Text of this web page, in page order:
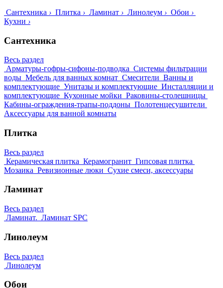
Сантехника › Плитка › Ламинат › Линолеум › Обои ›
Кухни ›
Сантехника
Весь раздел
Арматуры-гофры-сифоны-подводка Системы фильтрации
воды Мебель для ванных комнат Смесители Ванны и
комплектующие Унитазы и комплектующие Инсталляции и
комплектующие Кухонные мойки Раковины-столешницы
Кабины-ограждения-трапы-поддоны Полотенцесушители
Аксессуары для ванной комнаты
Плитка
Весь раздел
Керамическая плитка Керамогранит Гипсовая плитка
Мозаика Ревизионные люки Сухие смеси, аксессуары
Ламинат
Весь раздел
Ламинат. Ламинат SPC
Линолеум
Весь раздел
Линолеум
Обои